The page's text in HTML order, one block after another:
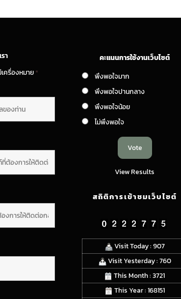
า
ครื่องหมาย*
คะแนนการใช้งานเว็บไซต์
พึงพอใจมาก
พึงพอใจปานกลาง
พึงพอใจน้อย
ไม่พึงพอใจ
View Results
สถิติการเข้าชมเว็บไซต์
Visit Today : 907
Visit Yesterday : 760
This Month : 3721
This Year : 168151